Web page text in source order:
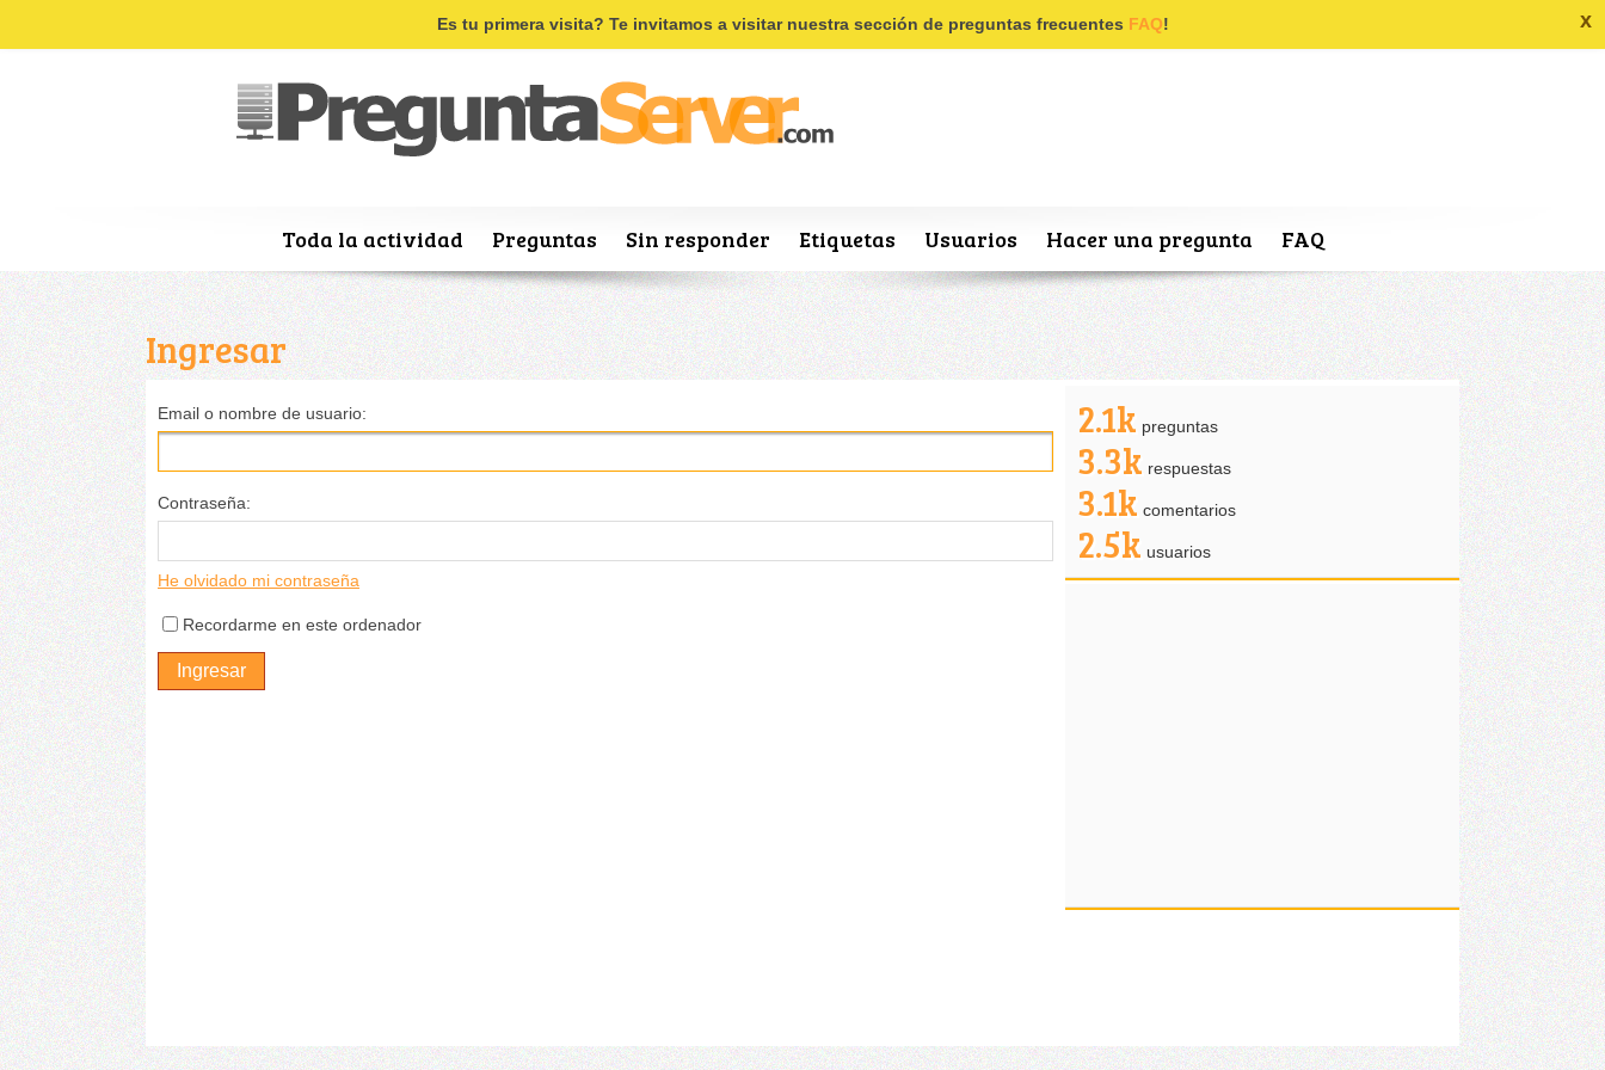
Recordar Registro
Es tu primera visita? Te invitamos a visitar nuestra sección de preguntas frecuentes FAQ! x
Toda la actividad Preguntas Sin responder Etiquetas Usuarios Hacer una pregunta FAQ
Ingresar
Email o nombre de usuario:
Contraseña:
He olvidado mi contraseña
Recordarme en este ordenador
2.1k preguntas
3.3k respuestas
3.1k comentarios
2.5k usuarios